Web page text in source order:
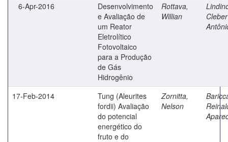
6-Apr-2016
Desenvolvimento
e Avaliação de
um Reator
Eletrolítico
Fotovoltaico
para a Produção
de Gás
Hidrogênio
Rottava,
Willian
Cleber
17-Feb-2014
Tung (Aleurites
fordii) Avaliação
do potencial
energético do
fruto e do
Zornitta,
Nelson